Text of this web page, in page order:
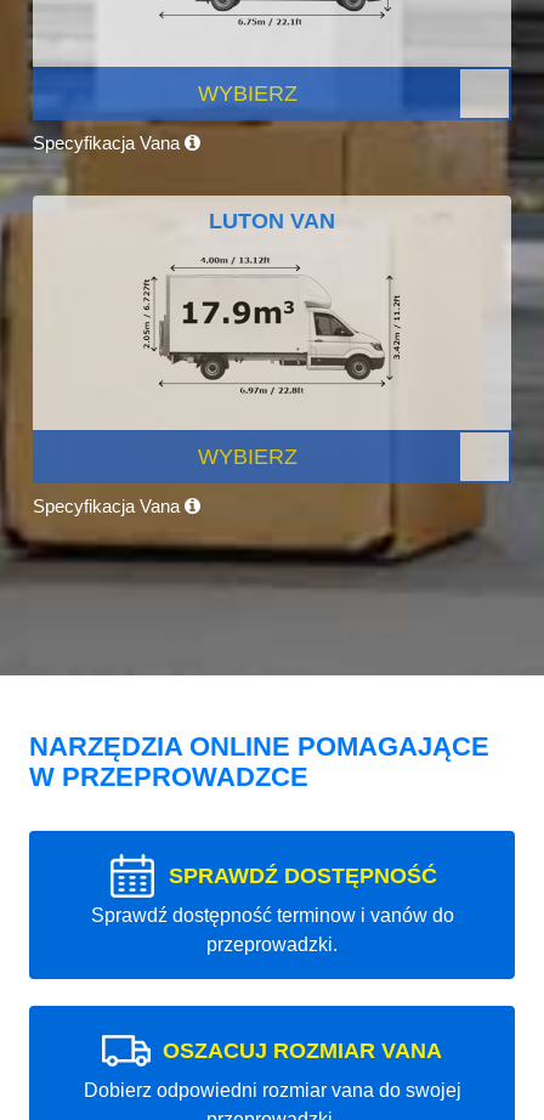
WYBIERZ
Specyfikacja Vana
LUTON VAN
WYBIERZ
Specyfikacja Vana
NARZĘDZIA ONLINE POMAGAJĄCE
W PRZEPROWADZCE
SPRAWDŹ DOSTĘPNOŚĆ
Sprawdź dostępność terminow i vanów do
przeprowadzki.
OSZACUJ ROZMIAR VANA
Dobierz odpowiedni rozmiar vana do swojej